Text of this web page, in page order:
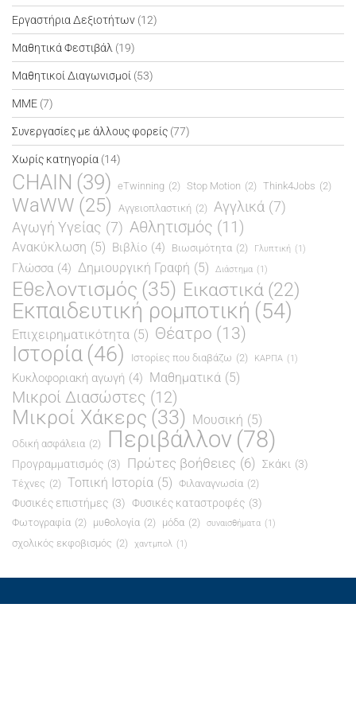
Εργαστήρια Δεξιοτήτων (12)
Μαθητικά Φεστιβάλ (19)
Μαθητικοί Διαγωνισμοί (53)
ΜΜΕ (7)
Συνεργασίες με άλλους φορείς (77)
Χωρίς κατηγορία (14)
CHAIN (39) eTwinning (2) Stop Motion (2) Think4Jobs (2)
WaWW (25) Αγγειοπλαστική (2) Αγγλικά (7)
Αγωγή Υγείας (7) Αθλητισμός (11)
Ανακύκλωση (5) Βιβλίο (4) Βιωσιμότητα (2) Γλυπτική (1)
Γλώσσα (4) Δημιουργική Γραφή (5) Διάστημα (1)
Εθελοντισμός (35) Εικαστικά (22)
Εκπαιδευτική ρομποτική (54)
Επιχειρηματικότητα (5) Θέατρο (13)
Ιστορία (46) Ιστορίες που διαβάζω (2) ΚΑΡΠΑ (1)
Κυκλοφοριακή αγωγή (4) Μαθηματικά (5)
Μικροί Διασώστες (12)
Μικροί Χάκερς (33) Μουσική (5)
Οδική ασφάλεια (2) Περιβάλλον (78)
Προγραμματισμός (3) Πρώτες βοήθειες (6) Σκάκι (3)
Τέχνες (2) Τοπική Ιστορία (5) Φιλαναγνωσία (2)
Φυσικές επιστήμες (3) Φυσικές καταστροφές (3)
Φωτογραφία (2) μυθολογία (2) μόδα (2) συναισθήματα (1)
σχολικός εκφοβισμός (2) χαντμπολ (1)